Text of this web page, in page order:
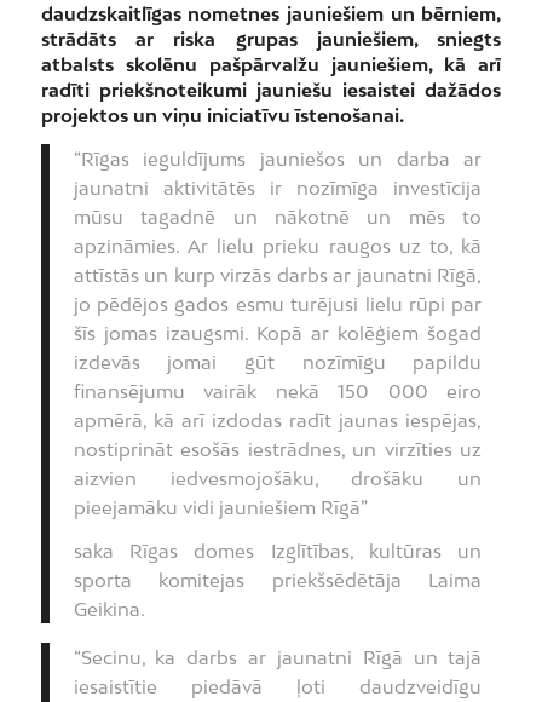
daudzskaitlīgas nometnes jauniešiem un bērniem,
strādāts ar riska grupas jauniešiem, sniegts
atbalsts skolēnu pašpārvalžu jauniešiem, kā arī
radīti priekšnoteikumi jauniešu iesaistei dažādos
projektos un viņu iniciatīvu īstenošanai.
“Rīgas ieguldījums jauniešos un darba ar
jaunatni aktivitātēs ir nozīmīga investīcija
mūsu tagadnē un nākotnē un mēs to
apzināmies. Ar lielu prieku raugos uz to, kā
attīstās un kurp virzās darbs ar jaunatni Rīgā,
jo pēdējos gados esmu turējusi lielu rūpi par
šīs jomas izaugsmi. Kopā ar kolēģiem šogad
izdevās jomai gūt nozīmīgu papildu
finansējumu vairāk nekā 150 000 eiro
apmērā, kā arī izdodas radīt jaunas iespējas,
nostiprināt esošās iestrādnes, un virzīties uz
aizvien iedvesmojošāku, drošāku un
pieejamāku vidi jauniešiem Rīgā”
saka Rīgas domes Izglītības, kultūras un
sporta komitejas priekšsēdētāja Laima
Geikina.
“Secinu, ka darbs ar jaunatni Rīgā un tajā
iesaistītie piedāvā ļoti daudzveidīgu